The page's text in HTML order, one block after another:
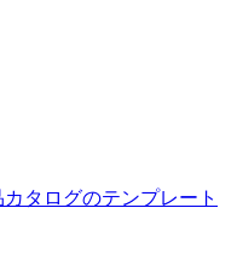
タログのテンプレート